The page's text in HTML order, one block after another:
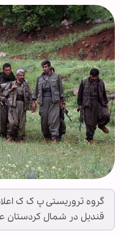
گروه تروریستی پ ک ک
قندیل در شمال کردستان